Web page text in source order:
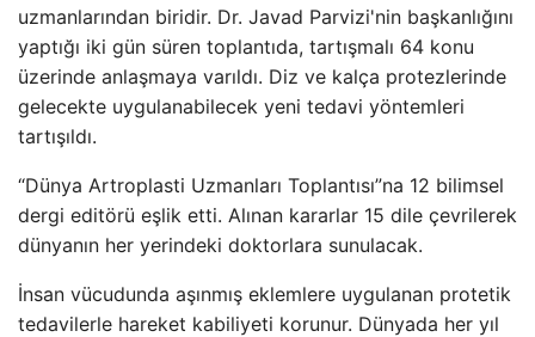
uzmanlarından biridir. Dr. Javad Parvizi'nin başkanlığını
yaptığı iki gün süren toplantıda, tartışmalı 64 konu
üzerinde anlaşmaya varıldı. Diz ve kalça protezlerinde
gelecekte uygulanabilecek yeni tedavi yöntemleri
tartışıldı.
“Dünya Artroplasti Uzmanları Toplantısı”na 12 bilimsel
dergi editörü eşlik etti. Alınan kararlar 15 dile çevrilerek
dünyanın her yerindeki doktorlara sunulacak.
İnsan vücudunda aşınmış eklemlere uygulanan protetik
tedavilerle hareket kabiliyeti korunur. Dünyada her yıl